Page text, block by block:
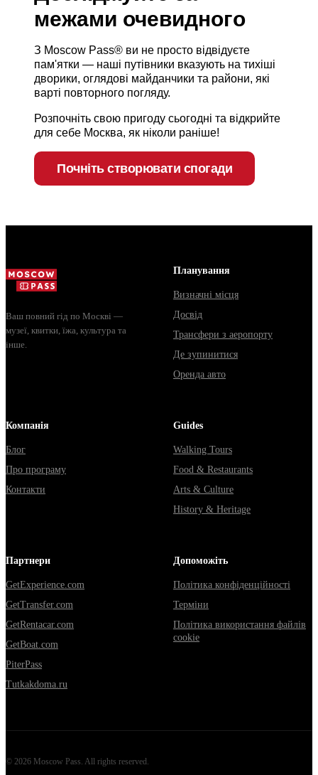
межами очевидного
З Moscow Pass® ви не просто відвідуєте
пам'ятки — наші путівники вказують на тихіші
дворики, оглядові майданчики та райони, які
варті повторного погляду.
Розпочніть свою пригоду сьогодні та відкрийте
для себе Москва, як ніколи раніше!
Почніть створювати спогади
Ваш повний гід по Москві —
музеї, квитки, їжа, культура та
інше.
Планування
Визначні місця
Досвід
Трансфери з аеропорту
Де зупинитися
Оренда авто
Компанія
Блог
Про програму
Контакти
Guides
Walking Tours
Food & Restaurants
Arts & Culture
History & Heritage
Партнери
GetExperience.com
GetTransfer.com
GetRentacar.com
GetBoat.com
PiterPass
Tutkakdoma.ru
Допоможіть
Політика конфіденційності
Терміни
Політика використання файлів
cookie
© 2026 Moscow Pass. All rights reserved.